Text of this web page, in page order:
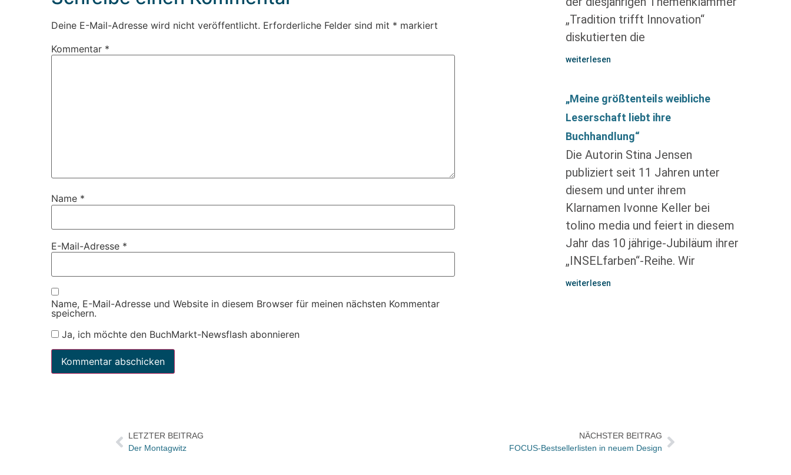
Deine E-Mail-Adresse wird nicht veröffentlicht. Erforderliche Felder sind mit * markiert
Kommentar *
Name *
E-Mail-Adresse *
Name, E-Mail-Adresse und Website in diesem Browser für meinen nächsten Kommentar
speichern.
Ja, ich möchte den BuchMarkt-Newsflash abonnieren
„Tradition trifft Innovation“
diskutierten die
weiterlesen
„Meine größtenteils weibliche
Leserschaft liebt ihre
Buchhandlung“
Die Autorin Stina Jensen
publiziert seit 11 Jahren unter
diesem und unter ihrem
Klarnamen Ivonne Keller bei
tolino media und feiert in diesem
Jahr das 10 jährige-Jubiläum ihrer
„INSELfarben“-Reihe. Wir
weiterlesen
LETZTER BEITRAG
Der Montagwitz
NÄCHSTER BEITRAG
FOCUS-Bestsellerlisten in neuem Design